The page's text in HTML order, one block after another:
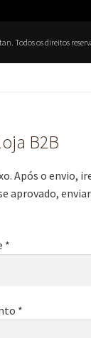
Todos os direitos
B2B
Após o envio,
aprovado,
*
*